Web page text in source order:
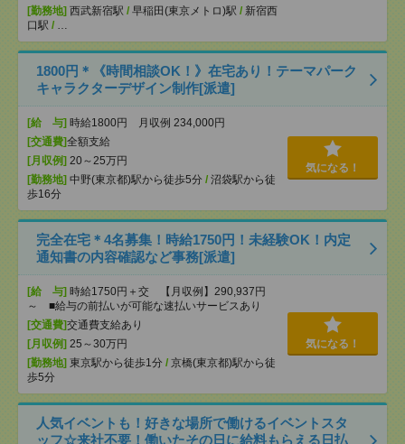
[勤務地] 西武新宿駅 / 早稲田(東京メトロ)駅 / 新宿西
口駅 / …
1800円＊《時間相談OK！》在宅あり！テーマパーク
キャラクターデザイン制作[派遣]
[給 与] 時給1800円 月収例 234,000円
[交通費]全額支給
[月収例] 20～25万円
[勤務地] 中野(東京都)駅から徒歩5分 / 沼袋駅から徒
歩16分
気になる！
完全在宅＊4名募集！時給1750円！未経験OK！内定
通知書の内容確認など事務[派遣]
[給 与] 時給1750円＋交 【月収例】290,937円
～ ■給与の前払いが可能な速払いサービスあり
[交通費]交通費支給あり
[月収例] 25～30万円
[勤務地] 東京駅から徒歩1分 / 京橋(東京都)駅から徒
歩5分
気になる！
人気イベントも！好きな場所で働けるイベントスタ
ッフ☆来社不要！働いたその日に給料もらえる日払